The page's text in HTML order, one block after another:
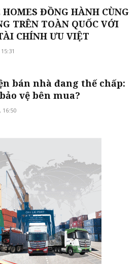
ĐỒNG HÀNH CÙNG
TRÊN TOÀN QUỐC VỚI
CHÍNH ƯU VIỆT
bán nhà đang thế chấp:
vệ bên mua?
16:50